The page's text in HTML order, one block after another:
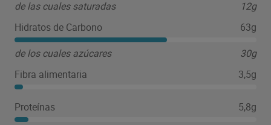
chispas de chocolate que fue introducida en 1964.
Desde entonces, ha conquistado a generaciones de
amantes de los postres gracias a su inconfundible sabor
y textura. Cada galleta está repleta de deliciosas chispas
de chocolate horneadas en cada bocado, lo que la
convierte en una opción irresistible para quienes
disfrutan de los clásicos dulces horneados.
de las cuales saturadas
12g
Hidratos de Carbono
63g
de los cuales azúcares
30g
Fibra alimentaria
3,5g
Proteínas 5,8g